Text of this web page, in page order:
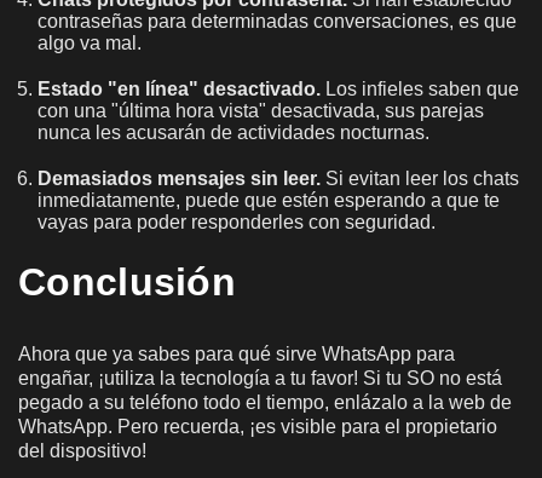
contraseñas para determinadas conversaciones, es que
algo va mal.
Estado "en línea" desactivado. Los infieles saben que
con una "última hora vista" desactivada, sus parejas
nunca les acusarán de actividades nocturnas.
Demasiados mensajes sin leer. Si evitan leer los chats
inmediatamente, puede que estén esperando a que te
vayas para poder responderles con seguridad.
Conclusión
Ahora que ya sabes para qué sirve WhatsApp para
engañar, ¡utiliza la tecnología a tu favor! Si tu SO no está
pegado a su teléfono todo el tiempo, enlázalo a la web de
WhatsApp. Pero recuerda, ¡es visible para el propietario
del dispositivo!